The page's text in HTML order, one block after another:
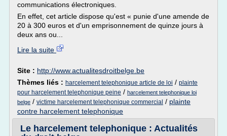
communications électroniques.
En effet, cet article dispose qu'est « punie d'une amende de
20 à 300 euros et d'un emprisonnement de quinze jours à
deux ans ou...
Lire la suite
Site : http://www.actualitesdroitbelge.be
Thèmes liés : harcelement telephonique article de loi / plainte
pour harcelement telephonique peine / harcelement telephonique loi
belge / victime harcelement telephonique commercial / plainte
contre harcelement telephonique
Le harcelement telephonique : Actualités